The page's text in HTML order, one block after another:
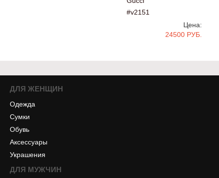
#v2151
Цена:
24500 РУБ.
ДЛЯ ЖЕНЩИН
Одежда
Сумки
Обувь
Аксессуары
Украшения
ДЛЯ МУЖЧИН